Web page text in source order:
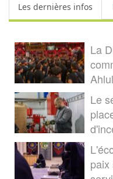
Les dernières infos
La
Le
paix